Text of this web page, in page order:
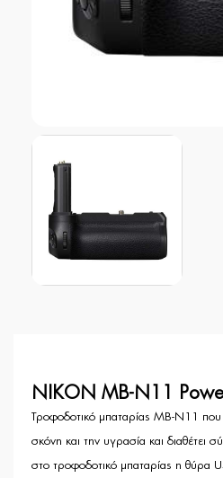
NIKON MB-N11
Τροφοδοτικό μπαταρίας MB-N11
σκόνη και την υγρασία και διαθέτει
στο τροφοδοτικό μπαταρίας η θύρα